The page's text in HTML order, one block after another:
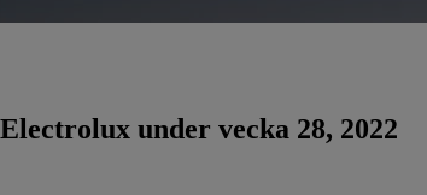
under vecka 28, 2022